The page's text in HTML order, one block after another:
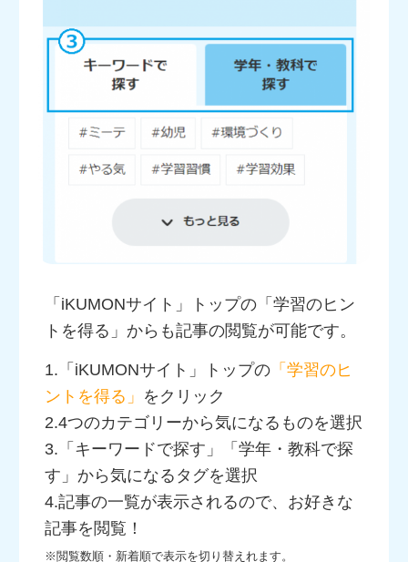
「iKUMONサイト」トップの「学習のヒン
トを得る」からも記事の閲覧が可能です。
1.「iKUMONサイト」トップの 「学習のヒ
ントを得る」 をクリック
2.4つのカテゴリーから気になるものを選択
3.「キーワードで探す」「学年・教科で探
す」から気になるタグを選択
4.記事の一覧が表示されるので、お好きな
記事を閲覧！
※閲覧数順・新着順で表示を切り替えれます。